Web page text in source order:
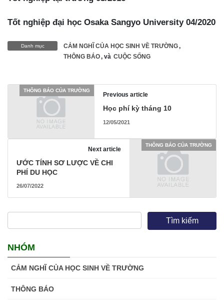
Tốt nghiệp đại học Osaka Sangyo University 04/2020
Danh mục CẢM NGHĨ CỦA HỌC SINH VỀ TRƯỜNG,
THÔNG BÁO, và CUỘC SỐNG
THÔNG BÁO CỦA TRƯỜNG
Previous article
Học phí kỳ tháng 10
12/05/2021
THÔNG BÁO CỦA TRƯỜNG
Next article
ƯỚC TÍNH SƠ LƯỢC VỀ CHI
PHÍ DU HỌC
26/07/2022
NHÓM
CẢM NGHĨ CỦA HỌC SINH VỀ TRƯỜNG
THÔNG BÁO